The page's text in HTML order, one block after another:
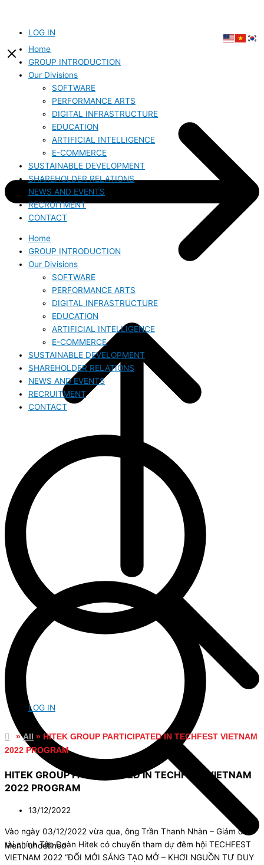
contentLOG IN
Menu undefined
Home
GROUP INTRODUCTION
Our Divisions
SOFTWARE
PERFORMANCE ARTS
DIGITAL INFRASTRUCTURE
EDUCATION
ARTIFICIAL INTELLIGENCE
E-COMMERCE
SUSTAINABLE DEVELOPMENT
SHAREHOLDER RELATIONS
NEWS AND EVENTS
RECRUITMENT
CONTACT
Home
GROUP INTRODUCTION
Our Divisions
SOFTWARE
PERFORMANCE ARTS
DIGITAL INFRASTRUCTURE
EDUCATION
ARTIFICIAL INTELLIGENCE
E-COMMERCE
SUSTAINABLE DEVELOPMENT
SHAREHOLDER RELATIONS
NEWS AND EVENTS
RECRUITMENT
CONTACT
LOG IN
»All » HITEK GROUP PARTICIPATED IN TECHFEST VIETNAM
2022 PROGRAM
HITEK GROUP PARTICIPATED IN TECHFEST VIETNAM
2022 PROGRAM
13/12/2022
Vào ngày 03/12/2022 vừa qua, ông Trần Thanh Nhàn – Giám đốc
tài chính Tập Đoàn Hitek có chuyến tham dự đêm hội TECHFEST
VIETNAM 2022 “ĐỔI MỚI SÁNG TẠO MỞ – KHƠI NGUỒN TƯ DUY